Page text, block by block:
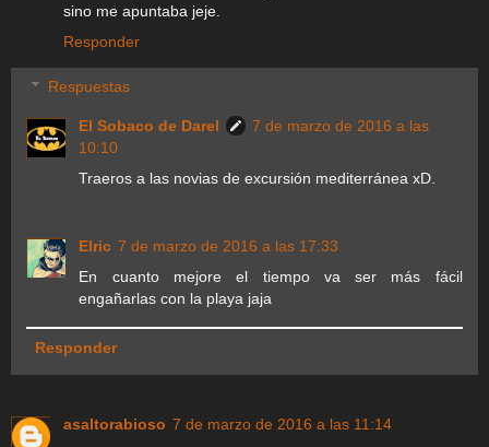
sino me apuntaba jeje.
Responder
Respuestas
El Sobaco de Darel
7 de marzo de 2016 a las
10:10
Traeros a las novias de excursión mediterránea xD.
Elric 7 de marzo de 2016 a las 17:33
En cuanto mejore el tiempo va ser más fácil
engañarlas con la playa jaja
Responder
asaltorabioso 7 de marzo de 2016 a las 11:14